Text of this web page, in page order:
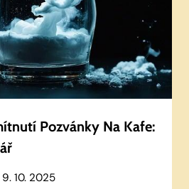
Pozvánky Na Kafe:
9. 10. 2025